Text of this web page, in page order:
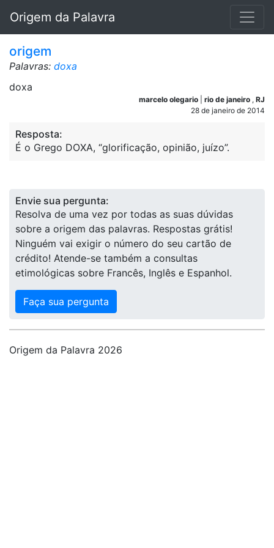
Origem da Palavra
origem
Palavras: doxa
doxa
marcelo olegario rio de janeiro , RJ
28 de janeiro de 2014
Resposta:
É o Grego DOXA, “glorificação, opinião, juízo”.
Envie sua pergunta:
Resolva de uma vez por todas as suas dúvidas
sobre a origem das palavras. Respostas grátis!
Ninguém vai exigir o número do seu cartão de
crédito! Atende-se também a consultas
etimológicas sobre Francês, Inglês e Espanhol.
Faça sua pergunta
Origem da Palavra 2026